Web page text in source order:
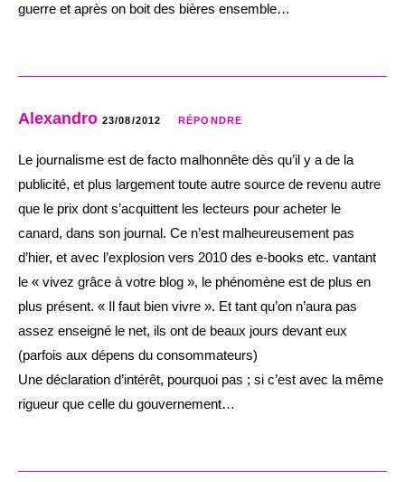
guerre et après on boit des bières ensemble…
Alexandro 23/08/2012 RÉPONDRE
Le journalisme est de facto malhonnête dès qu’il y a de la
publicité, et plus largement toute autre source de revenu autre
que le prix dont s’acquittent les lecteurs pour acheter le
canard, dans son journal. Ce n’est malheureusement pas
d’hier, et avec l’explosion vers 2010 des e-books etc. vantant
le « vivez grâce à votre blog », le phénomène est de plus en
plus présent. « Il faut bien vivre ». Et tant qu’on n’aura pas
assez enseigné le net, ils ont de beaux jours devant eux
(parfois aux dépens du consommateurs)
Une déclaration d’intérêt, pourquoi pas ; si c’est avec la même
rigueur que celle du gouvernement…